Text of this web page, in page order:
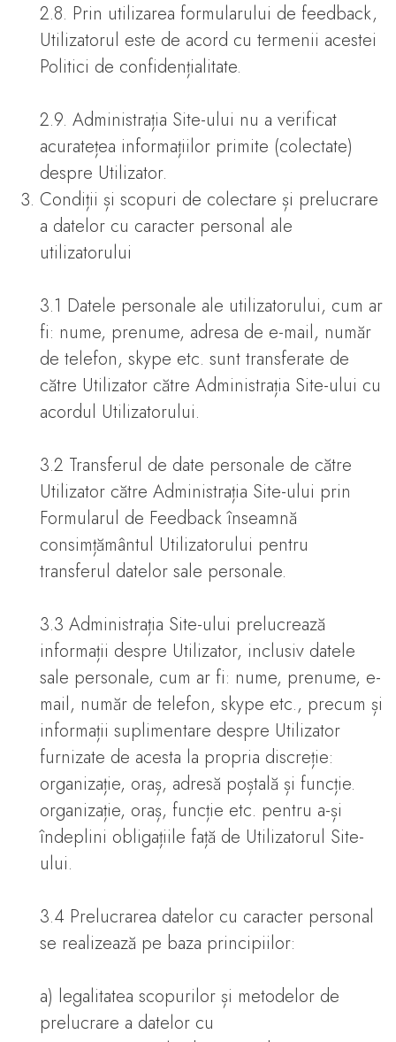
2.8. Prin utilizarea formularului de feedback,
Utilizatorul este de acord cu termenii acestei
Politici de confidențialitate.
2.9. Administrația Site-ului nu a verificat
acuratețea informațiilor primite (colectate)
despre Utilizator.
Condiții și scopuri de colectare și prelucrare
a datelor cu caracter personal ale
utilizatorului
3.1 Datele personale ale utilizatorului, cum ar
fi: nume, prenume, adresa de e-mail, număr
de telefon, skype etc. sunt transferate de
către Utilizator către Administrația Site-ului cu
acordul Utilizatorului.
3.2 Transferul de date personale de către
Utilizator către Administrația Site-ului prin
Formularul de Feedback înseamnă
consimțământul Utilizatorului pentru
transferul datelor sale personale.
3.3 Administrația Site-ului prelucrează
informații despre Utilizator, inclusiv datele
sale personale, cum ar fi: nume, prenume, e-
mail, număr de telefon, skype etc., precum și
informații suplimentare despre Utilizator
furnizate de acesta la propria discreție:
organizație, oraș, adresă poștală și funcție.
organizație, oraș, funcție etc. pentru a-și
îndeplini obligațiile față de Utilizatorul Site-
ului.
3.4 Prelucrarea datelor cu caracter personal
se realizează pe baza principiilor:
a) legalitatea scopurilor și metodelor de
prelucrare a datelor cu